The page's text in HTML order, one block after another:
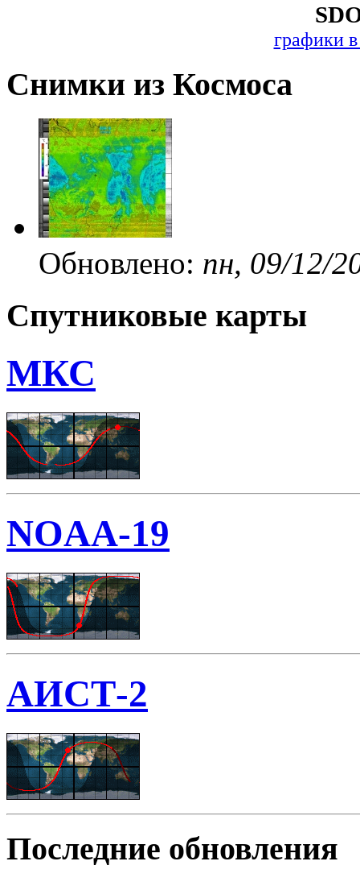
графики
Снимки из Космоса
Обновлено: пн, 09/12/
Спутниковые карты
МКС
NOAA-19
АИСТ-2
Последние обновления